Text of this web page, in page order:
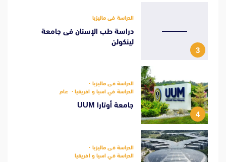
3
الدراسة فى ماليزيا
دراسة طب الإسنان فى جامعة
لينكولن
4
الدراسة فى ماليزيا
الدراسة في اسيا و افريقيا
عام
جامعة أوتارا UUM
الدراسة فى ماليزيا
الدراسة في اسيا و افريقيا